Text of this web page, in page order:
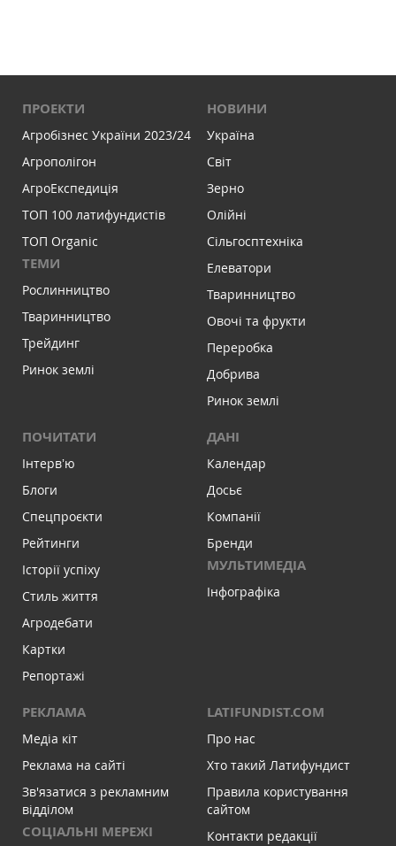
ПРОЕКТИ
Агробізнес України 2023/24
Агрополігон
АгроЕкспедиція
ТОП 100 латифундистів
ТОП Organic
ТЕМИ
Рослинництво
Тваринництво
Трейдинг
Ринок землі
НОВИНИ
Україна
Світ
Зерно
Олійні
Сільгосптехніка
Елеватори
Тваринництво
Овочі та фрукти
Переробка
Добрива
Ринок землі
ПОЧИТАТИ
Інтервʼю
Блоги
Спецпроєкти
Рейтинги
Історії успіху
Стиль життя
Агродебати
Картки
Репортажі
ДАНІ
Календар
Досьє
Компанії
Бренди
МУЛЬТИМЕДІА
Інфографіка
РЕКЛАМА
Медіа кіт
Реклама на сайті
Зв'язатися з рекламним
відділом
СОЦІАЛЬНІ МЕРЕЖІ
LATIFUNDIST.COM
Про нас
Хто такий Латифундист
Правила користування
сайтом
Контакти редакції